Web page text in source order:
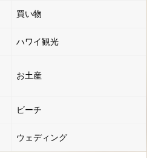
買い物
ハワイ観光
お土産
ビーチ
ウェディング